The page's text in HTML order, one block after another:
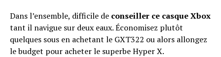
Dans l’ensemble, difficile de conseiller ce casque Xbox
tant il navigue sur deux eaux. Économisez plutôt
quelques sous en achetant le GXT322 ou alors allongez
le budget pour acheter le superbe Hyper X.